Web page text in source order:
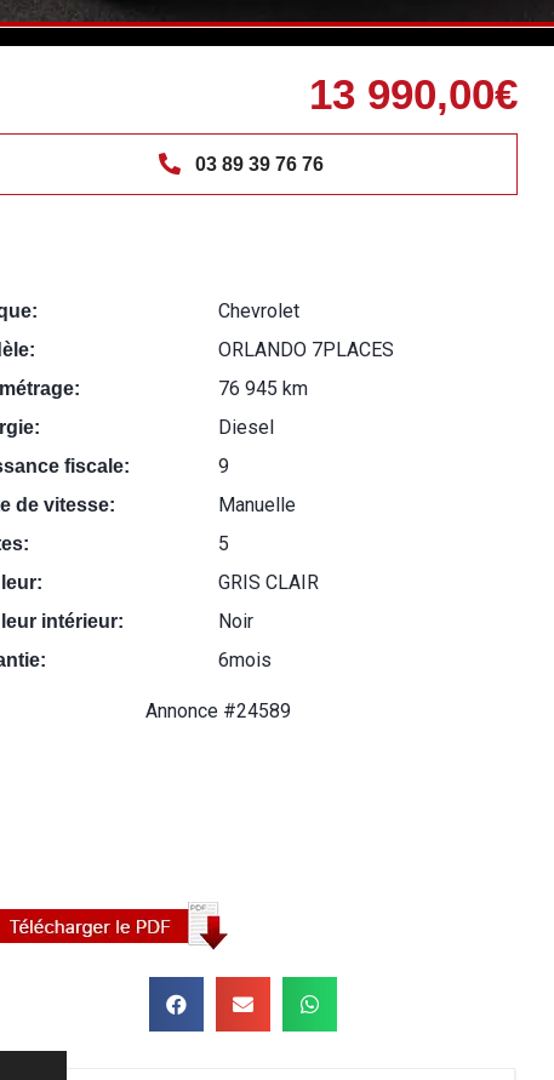
13 990,00€
03 89 39 76 76
Chevrolet
ORLANDO 7PLACES
76 945 km
Diesel
fiscale: 9
de vitesse: Manuelle
5
GRIS CLAIR
intérieur: Noir
6mois
Annonce #24589